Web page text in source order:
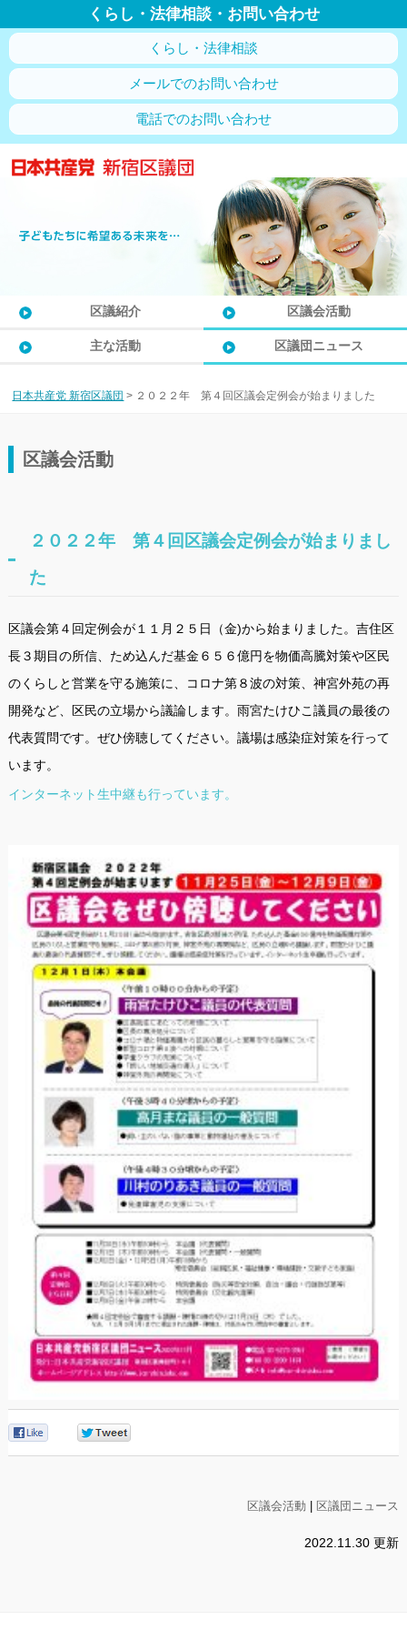
くらし・法律相談・お問い合わせ
くらし・法律相談
メールでのお問い合わせ
電話でのお問い合わせ
区議紹介 区議会活動
主な活動 区議団ニュース
日本共産党 新宿区議団 > ２０２２年 第４回区議会定例会が始まりました
区議会活動
２０２２年 第４回区議会定例会が始まりまし
た
区議会第４回定例会が１１月２５日（金)から始まりました。吉住区
長３期目の所信、ため込んだ基金６５６億円を物価高騰対策や区民
のくらしと営業を守る施策に、コロナ第８波の対策、神宮外苑の再
開発など、区民の立場から議論します。雨宮たけひこ議員の最後の
代表質問です。ぜひ傍聴してください。議場は感染症対策を行って
います。
インターネット生中継も行っています。
区議会活動 | 区議団ニュース
2022.11.30 更新